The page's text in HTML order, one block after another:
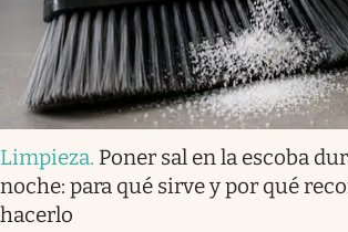
Limpieza. Poner sal en la escoba
noche: para qué sirve y por qué
hacerlo